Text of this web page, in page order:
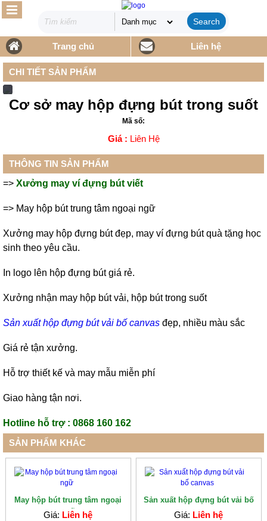
Search
Trang chủ Liên hệ
CHI TIẾT SẢN PHẨM
Cơ sở may hộp đựng bút trong suốt
Mã số:
Giá : Liên Hệ
THÔNG TIN SẢN PHẨM
=> Xưởng may ví đựng bút viết
=> May hộp bút trung tâm ngoại ngữ
Xưởng may hộp đựng bút đẹp, may ví đựng bút quà tặng học
sinh theo yêu cầu.
In logo lên hộp đựng bút giá rẻ.
Xưởng nhận may hộp bút vải, hộp bút trong suốt
Sản xuất hộp đựng bút vải bố canvas đẹp, nhiều màu sắc
Giá rẻ tận xưởng.
Hỗ trợ thiết kế và may mẫu miễn phí
Giao hàng tận nơi.
Hotline hỗ trợ : 0868 160 162
SẢN PHẨM KHÁC
May hộp bút trung tâm ngoại
ngữ
Giá: Liên hệ
Sản xuất hộp đựng bút vải bố
canvas
Giá: Liên hệ